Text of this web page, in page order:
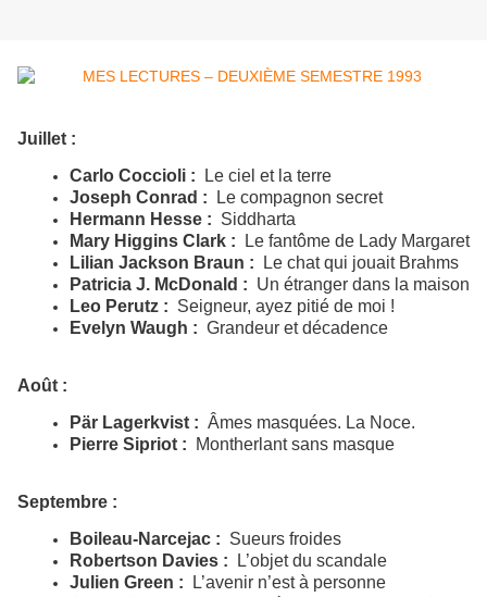
Juillet :
Carlo Coccioli :
Le ciel et la terre
Joseph Conrad : Le compagnon secret
Hermann Hesse : Siddharta
Mary Higgins Clark : Le fantôme de Lady Margaret
Lilian Jackson Braun : Le chat qui jouait Brahms
Patricia J. McDonald : Un étranger dans la maison
Leo Perutz : Seigneur, ayez pitié de moi !
Evelyn Waugh : Grandeur et décadence
Août :
Pär Lagerkvist : Âmes masquées. La Noce.
Pierre Sipriot : Montherlant sans masque
Septembre :
Boileau-Narcejac : Sueurs froides
Robertson Davies : L’objet du scandale
Julien Green : L’avenir n’est à personne